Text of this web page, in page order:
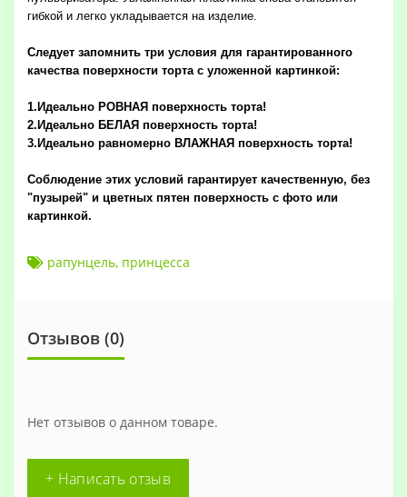
гибкой и легко укладывается на изделие.
Следует запомнить три условия для гарантированного
качества поверхности торта с уложенной картинкой:
1.Идеально РОВНАЯ поверхность торта!
2.Идеально БЕЛАЯ поверхность торта!
3.Идеально равномерно ВЛАЖНАЯ поверхность торта!
Соблюдение этих условий гарантирует качественную, без
"пузырей" и цветных пятен поверхность с фото или
картинкой.
рапунцель, принцесса
Отзывов (0)
Нет отзывов о данном товаре.
+ Написать отзыв